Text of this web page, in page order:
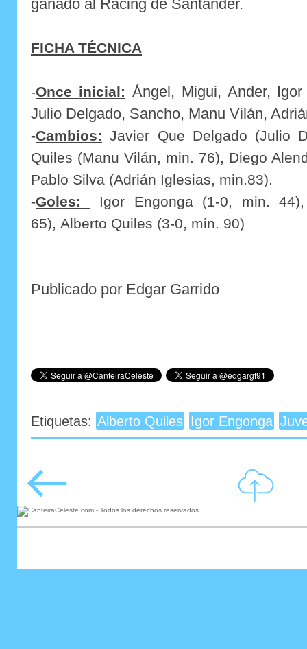
ganado al Racing de Santander.
FICHA TÉCNICA
-Once inicial: Ángel, Migui, Ander,
Julio Delgado, Sancho, Manu Vilán,
-Cambios: Javier Que Delgado (Julio
Quiles (Manu Vilán, min. 76), Diego
Pablo Silva (Adrián Iglesias, min.83).
-Goles:
Igor Engonga (1-0, min.
65), Alberto Quiles (3-0, min. 90)
Publicado por Edgar Garrido
Etiquetas: Alberto Quiles Igor Engonga